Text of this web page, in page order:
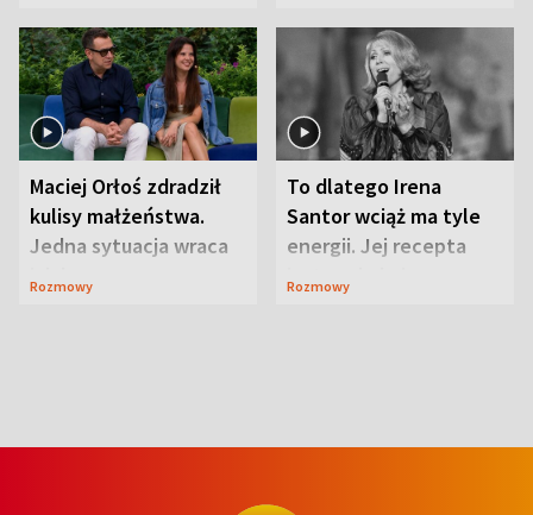
Maciej Orłoś zdradził
kulisy małżeństwa.
Jedna sytuacja wraca
jak bumerang
Rozmowy
To dlatego Irena
Santor wciąż ma tyle
energii. Jej recepta
jest zaskakująco
Rozmowy